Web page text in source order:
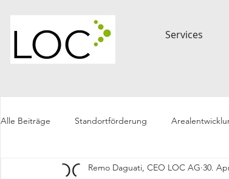
Services
Alle Beiträge Standortförderung
LOC Generell Future Living
Remo Daguati, CEO LOC AG 30.